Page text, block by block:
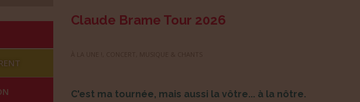
Claude Brame Tour 2026
C'est ma tournée, mais aussi la vôtre... à la nôtre.